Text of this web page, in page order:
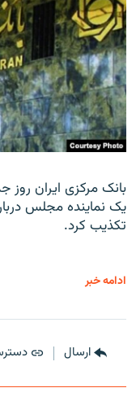
بانک مرکزی ایران روز
تکذیب کرد.
ادامه خبر
ارسال